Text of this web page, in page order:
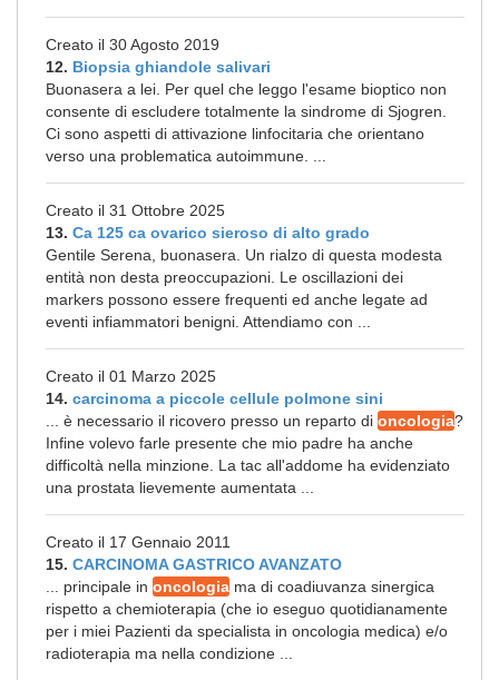
Creato il 30 Agosto 2019
12. Biopsia ghiandole salivari
Buonasera a lei. Per quel che leggo l'esame bioptico non
consente di escludere totalmente la sindrome di Sjogren.
Ci sono aspetti di attivazione linfocitaria che orientano
verso una problematica autoimmune. ...
Creato il 31 Ottobre 2025
13. Ca 125 ca ovarico sieroso di alto grado
Gentile Serena, buonasera. Un rialzo di questa modesta
entità non desta preoccupazioni. Le oscillazioni dei
markers possono essere frequenti ed anche legate ad
eventi infiammatori benigni. Attendiamo con ...
Creato il 01 Marzo 2025
14. carcinoma a piccole cellule polmone sini
... è necessario il ricovero presso un reparto di oncologia?
Infine volevo farle presente che mio padre ha anche
difficoltà nella minzione. La tac all'addome ha evidenziato
una prostata lievemente aumentata ...
Creato il 17 Gennaio 2011
15. CARCINOMA GASTRICO AVANZATO
... principale in oncologia ma di coadiuvanza sinergica
rispetto a chemioterapia (che io eseguo quotidianamente
per i miei Pazienti da specialista in oncologia medica) e/o
radioterapia ma nella condizione ...